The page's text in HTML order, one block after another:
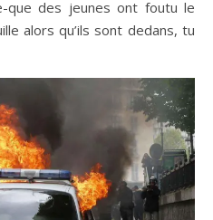
que des jeunes ont foutu le
alors qu’ils sont dedans, tu